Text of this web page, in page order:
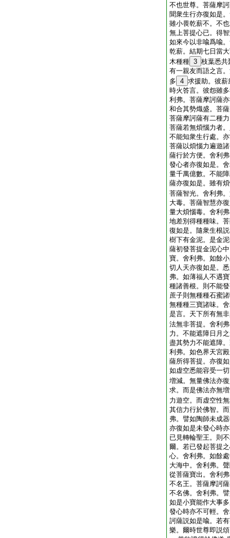
不也世尊。菩薩摩
聞衆生行亦復如是
雖小畏乾薪不。不
無上菩提心已。得
如來今以非喩爲喩
乾薪。結期七日當
木種種 3 枝葉悉共
有一親友而語之言
多 4 求援助。彼薪
時火答言。彼怨雖
利弗。菩薩摩訶薩
和合其勢熾盛。菩
菩薩摩訶薩有二種
菩薩若無煩惱力者
不能知衆生行處。
菩薩以煩惱力遍遊
薩行於方便。舍利
發心者亦復如是。
量千萬億數。不能
薩亦復如是。雖有
菩薩智光。舍利弗
大毒。菩薩智慧亦
量大煩惱毒。舍利
地差別得種種味。
復如是。隨衆生根
樹下有金泥。是金
薩初發菩提金泥心
寶。舍利弗。如餘
切人天亦復如是。
弗。如薄福人不遇
種諸善根。則不能
蔗子則無種種石蜜
無種種三寶諸味。
是言。天下所有無
法無非菩提。舍利
力。不能遮障日月
盡其勢力不能遮障
利弗。如色界天宮
薩所得菩提。亦復
如虚空悉能容受一
増減。無量佛法亦
求。而是佛法亦無
力遊空。而虚空性
其信力行於佛智。
弗。譬如陶師未成
亦復如是未發心時
已見轉輪聖王。則
爾。若已發起菩提
心。舍利弗。如餘
大海中。舍利弗。
從菩薩寶出。舍利
不名王。菩薩摩訶
不名佛。舍利弗。
如是小寶能作大事
發心時亦不可輕。
訶薩説如是喩。若
樂。爾時世尊即説